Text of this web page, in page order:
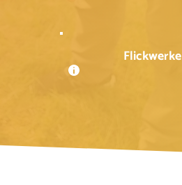
Flickwerke